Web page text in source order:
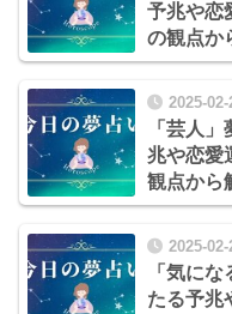
予兆や恋
の観点か
2025-02-
「芸人
兆や恋愛
観点から
2025-02-
「気に
たる予兆